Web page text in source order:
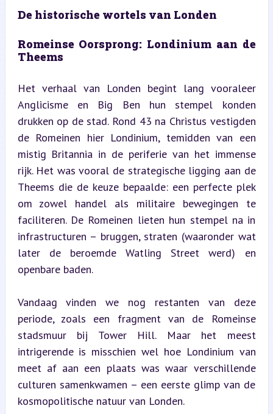
De historische wortels van Londen
Romeinse Oorsprong: Londinium aan de
Theems
Het verhaal van Londen begint lang vooraleer
Anglicisme en Big Ben hun stempel konden
drukken op de stad. Rond 43 na Christus vestigden
de Romeinen hier Londinium, temidden van een
mistig Britannia in de periferie van het immense
rijk. Het was vooral de strategische ligging aan de
Theems die de keuze bepaalde: een perfecte plek
om zowel handel als militaire bewegingen te
faciliteren. De Romeinen lieten hun stempel na in
infrastructuren – bruggen, straten (waaronder wat
later de beroemde Watling Street werd) en
openbare baden.
Vandaag vinden we nog restanten van deze
periode, zoals een fragment van de Romeinse
stadsmuur bij Tower Hill. Maar het meest
intrigerende is misschien wel hoe Londinium van
meet af aan een plaats was waar verschillende
culturen samenkwamen – een eerste glimp van de
kosmopolitische natuur van Londen.